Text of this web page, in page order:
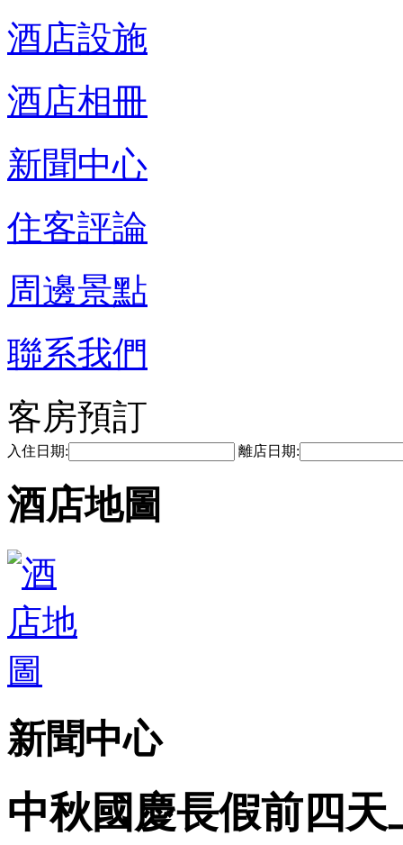
酒店設施
酒店相冊
新聞中心
住客評論
周邊景點
聯系我們
客房預訂
入住日期: 離店日期:
酒店地圖
新聞中心
中秋國慶長假前四